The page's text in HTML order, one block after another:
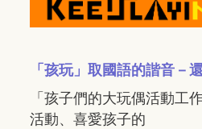
「孩玩」取國語的諧音－
「孩子們的大玩偶活動工
活動、喜愛孩子的